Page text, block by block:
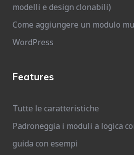
modelli e design clonabili)
Come aggiungere un modulo
WordPress
Features
Tutte le caratteristiche
Padroneggia i moduli a logica
guida con esempi